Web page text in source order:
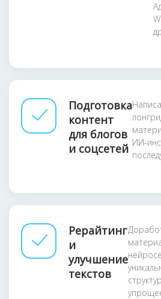
Подготовка
контент
для блогов
и соцсетей ИИ-
Рерайтинг
и
улучшение
текстов